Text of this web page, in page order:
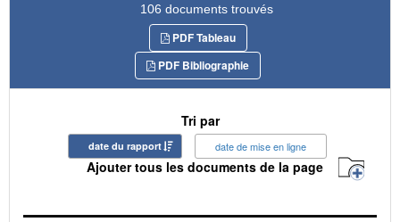
106 documents trouvés
PDF Tableau
PDF Bibliographie
Tri par
date du rapport date de mise en ligne
Ajouter tous les documents de la page